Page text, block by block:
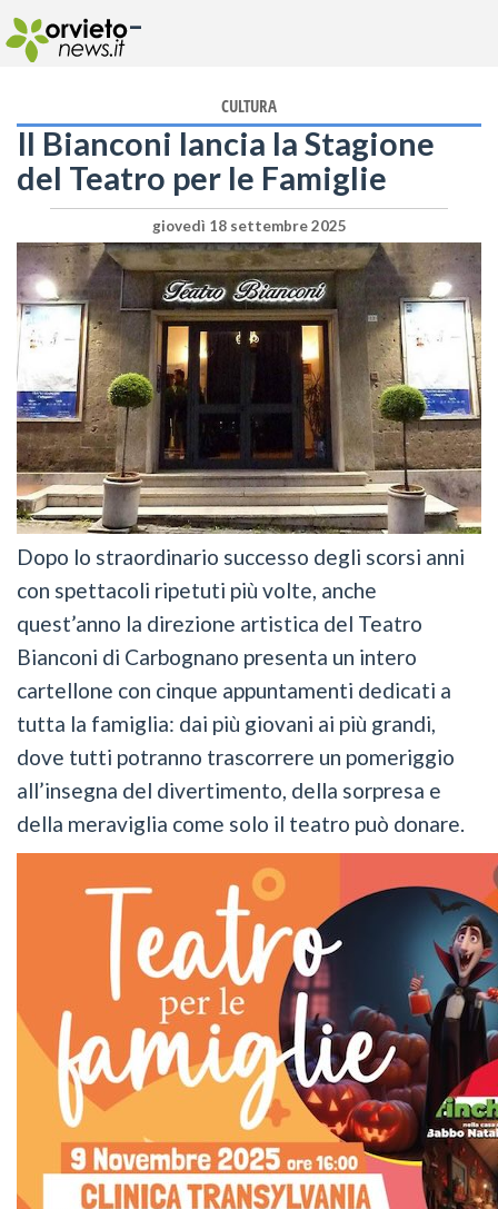
-
CULTURA
Il Bianconi lancia la Stagione
del Teatro per le Famiglie
giovedì 18 settembre 2025
Dopo lo straordinario successo degli scorsi anni
con spettacoli ripetuti più volte, anche
quest’anno la direzione artistica del Teatro
Bianconi di Carbognano presenta un intero
cartellone con cinque appuntamenti dedicati a
tutta la famiglia: dai più giovani ai più grandi,
dove tutti potranno trascorrere un pomeriggio
all’insegna del divertimento, della sorpresa e
della meraviglia come solo il teatro può donare.